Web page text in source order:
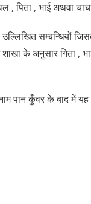
पिता , भाई अथवा
उल्लिखित
के अनुसार गिता ,
पान कुँवर के बाद में